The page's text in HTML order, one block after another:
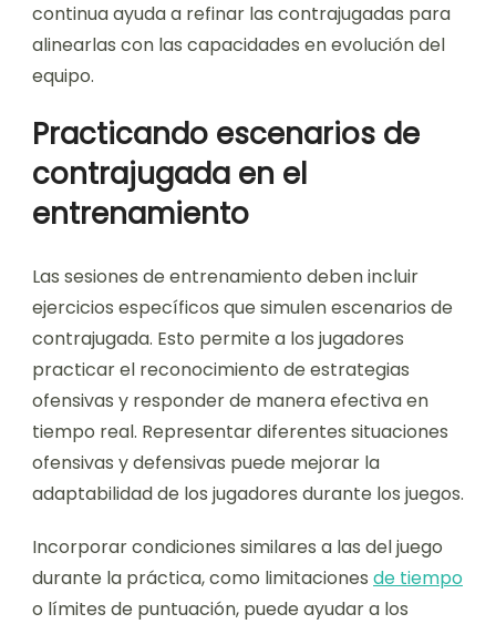
continua ayuda a refinar las contrajugadas para
alinearlas con las capacidades en evolución del
equipo.
Practicando escenarios de
contrajugada en el
entrenamiento
Las sesiones de entrenamiento deben incluir
ejercicios específicos que simulen escenarios de
contrajugada. Esto permite a los jugadores
practicar el reconocimiento de estrategias
ofensivas y responder de manera efectiva en
tiempo real. Representar diferentes situaciones
ofensivas y defensivas puede mejorar la
adaptabilidad de los jugadores durante los juegos.
Incorporar condiciones similares a las del juego
durante la práctica, como limitaciones de tiempo
o límites de puntuación, puede ayudar a los